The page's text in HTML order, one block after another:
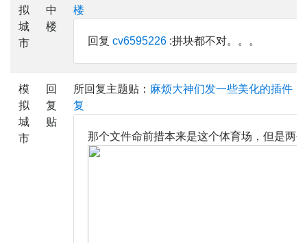
拟
城
市
中
楼
楼
回复 cv6595226 :拼块都不对。。。
模
拟
城
市
回
复
贴
所回复主题贴： 麻烦大神们发一些美化的插件
复
那个文件命前措本来是这个体育场，但是两